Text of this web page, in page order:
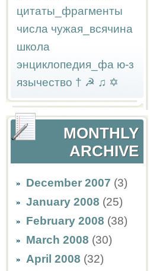
цитаты_фрагменты
числа чужая_всячина
школа
энциклопедия_фа ю-з
язычество † ☭ ♫ ✡
MONTHLY
ARCHIVE
December 2007 (3)
January 2008 (25)
February 2008 (38)
March 2008 (30)
April 2008 (32)